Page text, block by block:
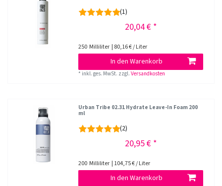
(1)
20,04 € *
250 Milliliter | 80,16 € / Liter
In den Warenkorb
* inkl. ges. MwSt. zzgl.Versandkosten
Urban Tribe 02.31 Hydrate Leave-In Foam 200
ml
(2)
20,95 € *
200 Milliliter | 104,75 € / Liter
In den Warenkorb